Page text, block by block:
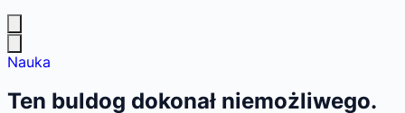
Nauka
Ten buldog dokonał niemożliwego.